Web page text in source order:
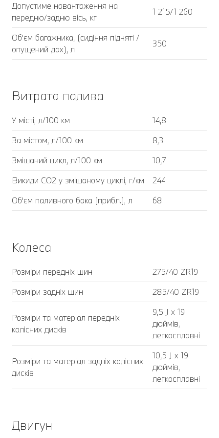
Допустиме навантаження на
передню/задню вісь, кг
1 215/1 260
Об'єм багажника, (сидіння підняті /
опущений дах), л
350
Витрата палива
У місті, л/100 км
14,8
За містом, л/100 км
8,3
Змішаний цикл, л/100 км
10,7
Викиди CO2 у змішаному циклі, г/км
244
Об'єм паливного бака (прибл.), л
68
Колеса
Розміри передніх шин
275/40 ZR19
Розміри задніх шин
285/40 ZR19
Розміри та матеріал передніх
колісних дисків
9,5 J x 19
дюймів,
легкосплавні
Розміри та матеріал задніх колісних
дисків
10,5 J x 19
дюймів,
легкосплавні
Двигун